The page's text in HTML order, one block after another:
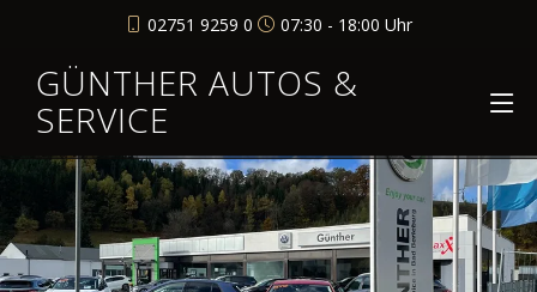
02751 9259 0 07:30 - 18:00 Uhr
GÜNTHER AUTOS &
SERVICE